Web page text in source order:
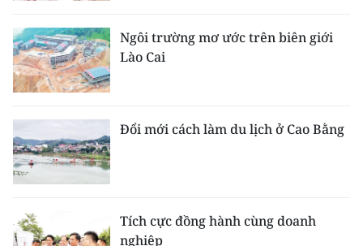
Ngôi trường mơ ước trên biên giới
Lào Cai
Đổi mới cách làm du lịch ở Cao Bằng
Tích cực đồng hành cùng doanh
nghiệp